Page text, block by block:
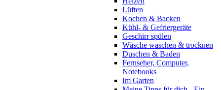
Lüften
Kochen & Backen
Kühl- & Gefriergeräte
Geschirr spülen
Wäsche waschen & trocknen
Duschen & Baden
Fernseher, Computer,
Notebooks
Im Garten